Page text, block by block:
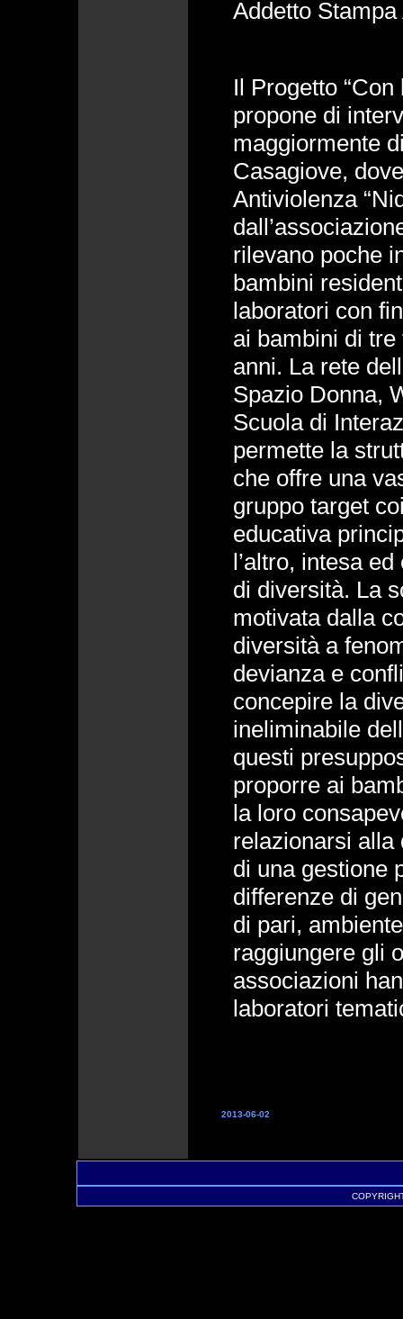
Addetto
Il Progetto
propone di
maggiormente
Casagiove,
Antiviolenza
rilevano poche
bambini
laboratori con
ai bambini di tre
anni. La rete
Spazio Donna,
Scuola di
permette la
che offre una
gruppo target
educativa
l’altro, intesa
di diversità. La
motivata dalla
diversità a
devianza e
concepire la
ineliminabile
questi
proporre ai
la loro
relazionarsi alla
di una gestione
differenze di
di pari,
raggiungere gli
associazioni
laboratori
2013-06-02